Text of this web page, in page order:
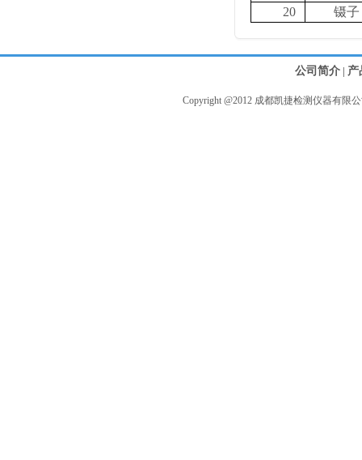
20 镊子
公司简介| 产
Copyright @2012 成都凯捷检测仪器有限